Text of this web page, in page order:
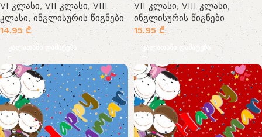
VI კლასი, VII კლასი,VIII
კლასი, ინგლისურის წიგნები
14.95 ₾
კალათაში დამატება
VII კლასი, VIII კლასი,
ინგლისურის წიგნები
15.95₾
კალათაში დამატება